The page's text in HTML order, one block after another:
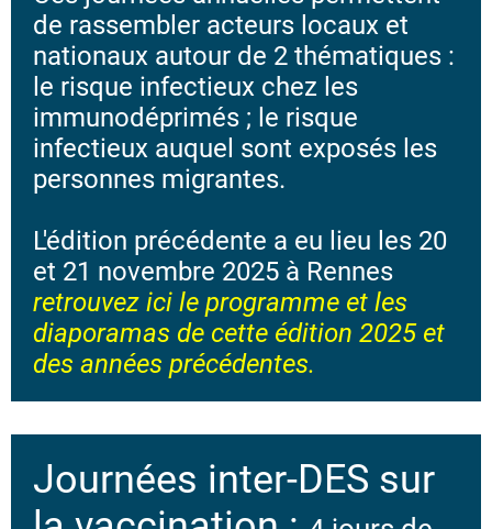
de rassembler acteurs locaux et
nationaux autour de 2 thématiques :
le risque infectieux chez les
immunodéprimés ; le risque
infectieux auquel sont exposés les
personnes migrantes.
L'édition précédente a eu lieu les 20
et 21 novembre 2025 à Rennes
retrouvez ici le programme et les
diaporamas de cette édition 2025 et
des années précédentes.
Journées inter-DES sur